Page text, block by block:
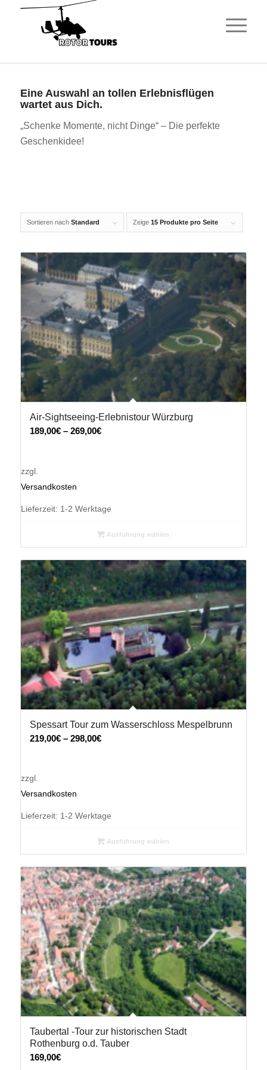
Eine Auswahl an tollen Erlebnisflügen
wartet aus Dich.
„Schenke Momente, nicht Dinge“ – Die perfekte
Geschenkidee!
Sortieren nach Standard Zeige 15 Produkte pro Seite
Air-Sightseeing-Erlebnistour Würzburg
189,00€– 269,00€
zzgl.
Versandkosten
Lieferzeit: 1-2 Werktage
Ausführung wählen
Spessart Tour zum Wasserschloss Mespelbrunn
219,00€– 298,00€
zzgl.
Versandkosten
Lieferzeit: 1-2 Werktage
Ausführung wählen
Taubertal -Tour zur historischen Stadt
Rothenburg o.d. Tauber
169,00€